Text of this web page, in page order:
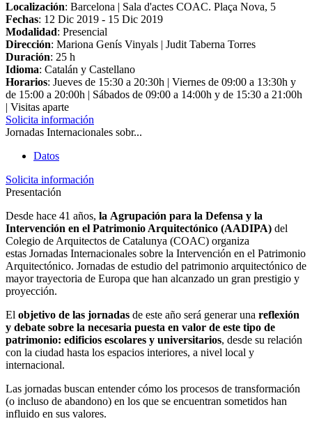
Localización: Barcelona | Sala d'actes COAC. Plaça Nova, 5
Fechas: 12 Dic 2019 - 15 Dic 2019
Modalidad: Presencial
Dirección: Mariona Genís Vinyals | Judit Taberna Torres
Duración: 25 h
Idioma: Catalán y Castellano
Horarios: Jueves de 15:30 a 20:30h | Viernes de 09:00 a 13:30h y
de 15:00 a 20:00h | Sábados de 09:00 a 14:00h y de 15:30 a 21:00h
| Visitas aparte
Solicita información
Jornadas Internacionales sobr...
Datos
Solicita información
Presentación
Desde hace 41 años, la Agrupación para la Defensa y la
Intervención en el Patrimonio Arquitectónico (AADIPA) del
Colegio de Arquitectos de Catalunya (COAC) organiza
estas Jornadas Internacionales sobre la Intervención en el Patrimonio
Arquitectónico. Jornadas de estudio del patrimonio arquitectónico de
mayor trayectoria de Europa que han alcanzado un gran prestigio y
proyección.
El objetivo de las jornadas de este año será generar una reflexión
y debate sobre la necesaria puesta en valor de este tipo de
patrimonio: edificios escolares y universitarios, desde su relación
con la ciudad hasta los espacios interiores, a nivel local y
internacional.
Las jornadas buscan entender cómo los procesos de transformación
(o incluso de abandono) en los que se encuentran sometidos han
influido en sus valores.